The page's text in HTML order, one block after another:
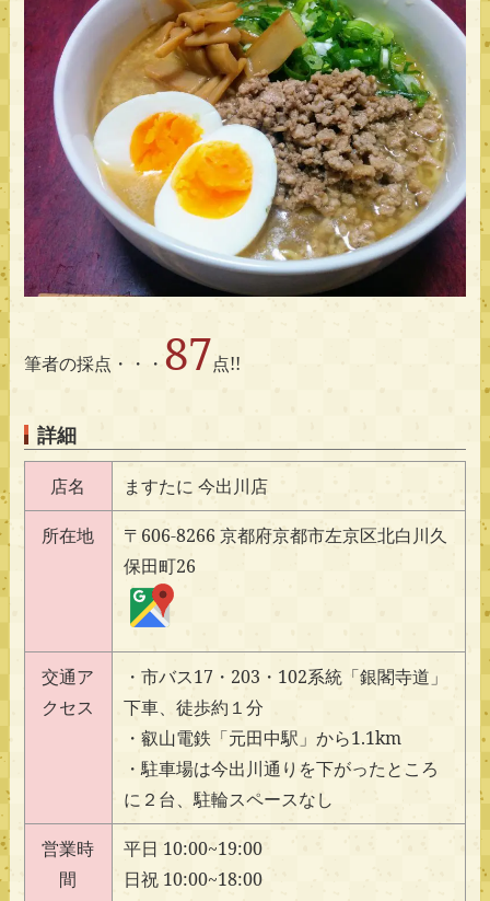
筆者の採点・・・ 87点!!
詳細
店名 ますたに 今出川店
所在地
〒606-8266 京都府京都市左京区北白川久
保田町26
交通ア
クセス
・市バス17・203・102系統「銀閣寺道」
下車、徒歩約１分
・叡山電鉄「元田中駅」から1.1km
・駐車場は今出川通りを下がったところ
に２台、駐輪スペースなし
営業時
間
平日 10:00~19:00
日祝 10:00~18:00